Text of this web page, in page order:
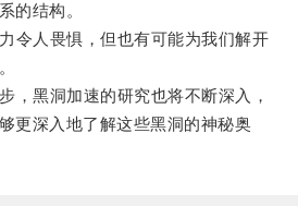
的结构。
人畏惧，但也有可能为我们解开
黑洞加速的研究也将不断深入，
更深入地了解这些黑洞的神秘奥